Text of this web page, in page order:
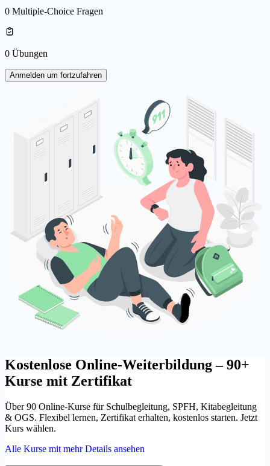
0 Multiple-Choice Fragen
0 Übungen
Anmelden um fortzufahren
Kostenlose Online-Weiterbildung – 90+
Kurse mit Zertifikat
Über 90 Online-Kurse für Schulbegleitung, SPFH, Kitabegleitung
& OGS. Flexibel lernen, Zertifikat erhalten, kostenlos starten. Jetzt
Kurs wählen.
Alle Kurse mit mehr Details ansehen